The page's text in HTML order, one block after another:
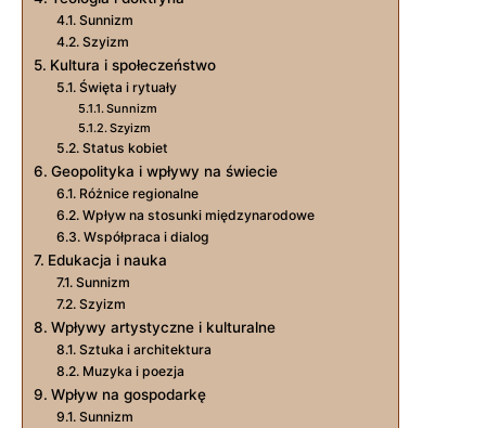
Sunnizm
Szyizm
Kultura i społeczeństwo
Święta i rytuały
Sunnizm
Szyizm
Status kobiet
Geopolityka i wpływy na świecie
Różnice regionalne
Wpływ na stosunki międzynarodowe
Współpraca i dialog
Edukacja i nauka
Sunnizm
Szyizm
Wpływy artystyczne i kulturalne
Sztuka i architektura
Muzyka i poezja
Wpływ na gospodarkę
Sunnizm